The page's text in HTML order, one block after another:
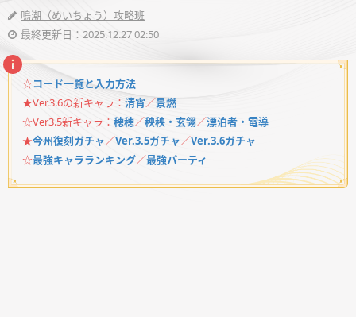
鳴潮（めいちょう）攻略班
最終更新日：2025.12.27 02:50
☆コード一覧と入力方法
★Ver.3.6の新キャラ： 清宵／景燃
☆Ver3.5新キャラ： 穂穂／秧秧・玄翎／漂泊者・電導
★今州復刻ガチャ／Ver.3.5ガチャ／Ver.3.6ガチャ
☆最強キャラランキング／最強パーティ